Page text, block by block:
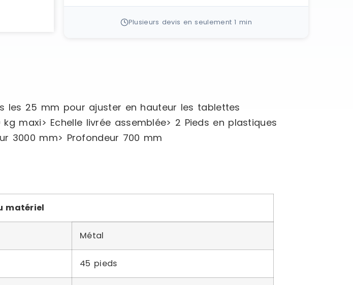
Plusieurs devis en seulement 1 min
les 25 mm pour ajuster en hauteur les tablettes
maxi> Echelle livrée assemblée> 2 Pieds en plastiques
3000 mm> Profondeur 700 mm
matériel
Métal
45 pieds